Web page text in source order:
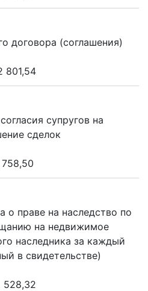
договора (соглашения)
801,54
супругов на
сделок
о праве на наследство по
на недвижимое
наследника за каждый
в свидетельстве)
528,32